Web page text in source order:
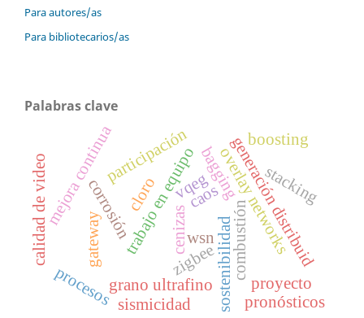
Para autores/as
Para bibliotecarios/as
Palabras clave
sostenibilidad
trabajo en equipo combustión
cenizas
cloro
corrosión wsn
gateway overlay networks
zigbee
grano ultrafino
mejora continua generación distribuid
procesos
participación boosting
bagging stacking
calidad de video vqeg
sismicidad
caos
proyecto
pronósticos